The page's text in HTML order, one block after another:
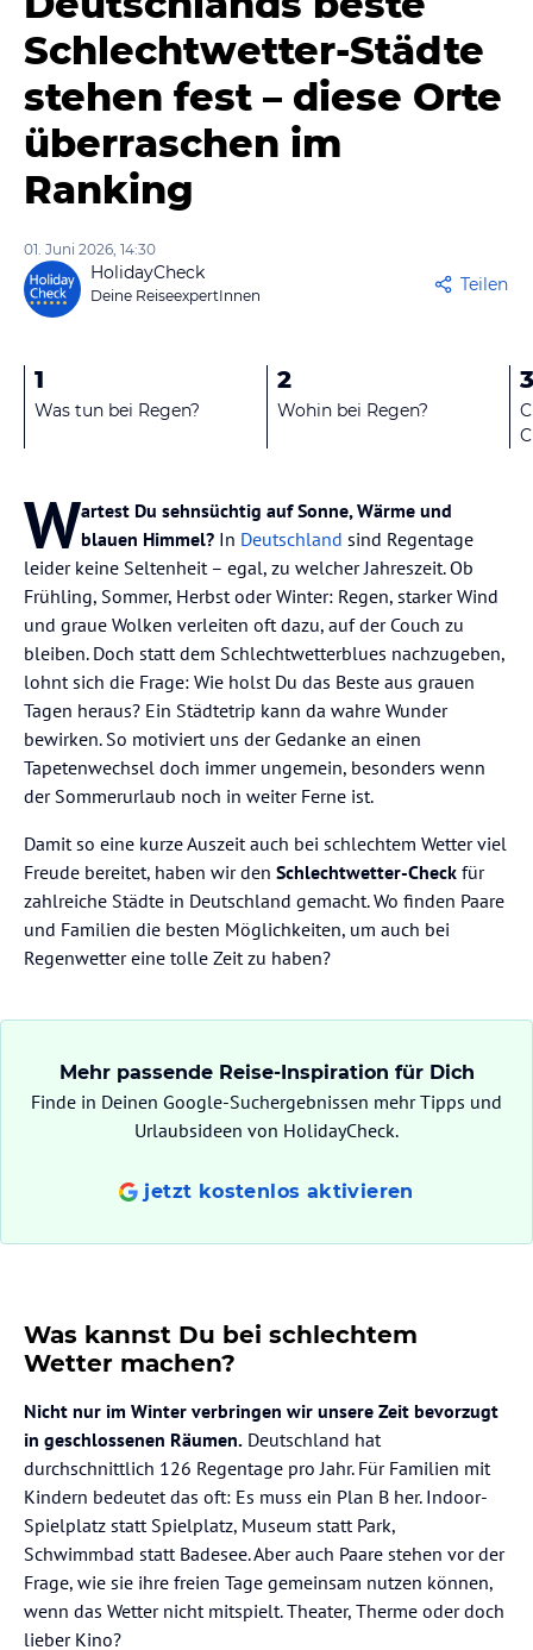
Schlechtwetter-Städte
stehen fest – diese Orte
überraschen im
Ranking
01. Juni 2026, 14:30
HolidayCheck
Deine ReiseexpertInnen
Teilen
1
Was tun bei Regen?
2
Wohin bei Regen?
3
Wartest Du sehnsüchtig auf Sonne, Wärme und
blauen Himmel? In Deutschland sind Regentage
leider keine Seltenheit – egal, zu welcher Jahreszeit. Ob
Frühling, Sommer, Herbst oder Winter: Regen, starker Wind
und graue Wolken verleiten oft dazu, auf der Couch zu
bleiben. Doch statt dem Schlechtwetterblues nachzugeben,
lohnt sich die Frage: Wie holst Du das Beste aus grauen
Tagen heraus? Ein Städtetrip kann da wahre Wunder
bewirken. So motiviert uns der Gedanke an einen
Tapetenwechsel doch immer ungemein, besonders wenn
der Sommerurlaub noch in weiter Ferne ist.
Damit so eine kurze Auszeit auch bei schlechtem Wetter viel
Freude bereitet, haben wir den Schlechtwetter-Check für
zahlreiche Städte in Deutschland gemacht. Wo finden Paare
und Familien die besten Möglichkeiten, um auch bei
Regenwetter eine tolle Zeit zu haben?
Mehr passende Reise-Inspiration für Dich
Finde in Deinen Google-Suchergebnissen mehr Tipps und
Urlaubsideen von HolidayCheck.
jetzt kostenlos aktivieren
Was kannst Du bei schlechtem
Wetter machen?
Nicht nur im Winter verbringen wir unsere Zeit bevorzugt
in geschlossenen Räumen. Deutschland hat
durchschnittlich 126 Regentage pro Jahr. Für Familien mit
Kindern bedeutet das oft: Es muss ein Plan B her. Indoor-
Spielplatz statt Spielplatz, Museum statt Park,
Schwimmbad statt Badesee. Aber auch Paare stehen vor der
Frage, wie sie ihre freien Tage gemeinsam nutzen können,
wenn das Wetter nicht mitspielt. Theater, Therme oder doch
lieber Kino?